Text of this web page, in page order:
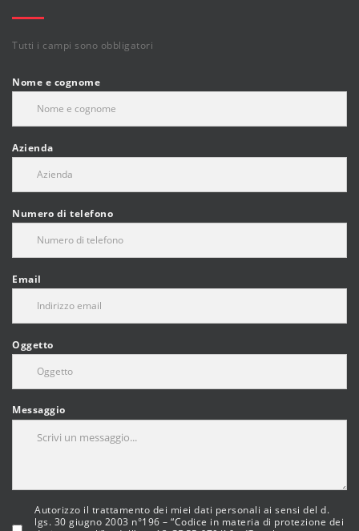
Tutti i campi sono obbligatori
Nome e cognome
Azienda
Numero di telefono
Email
Oggetto
Messaggio
Autorizzo il trattamento dei miei dati personali ai sensi del d.
lgs. 30 giugno 2003 n°196 – “Codice in materia di protezione dei